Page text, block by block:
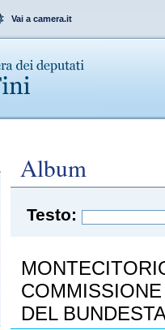
Vai a camera.it
Album
Testo:
DEL